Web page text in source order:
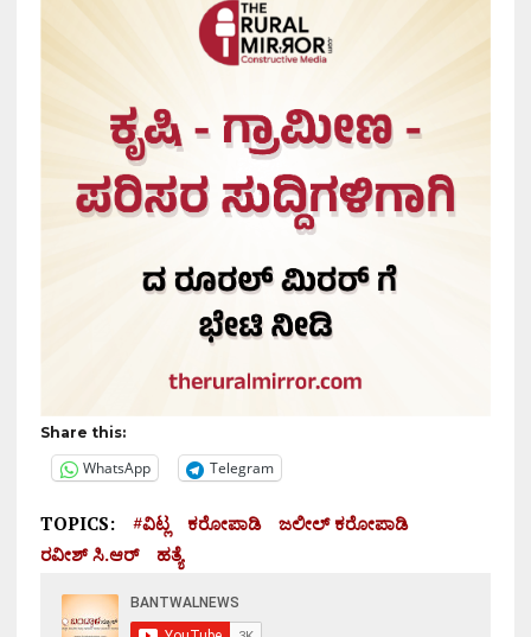
Share this:
WhatsApp Telegram
TOPICS: #ವಿಟ್ಲ ಕರೋಪಾಡಿ
ಜಲೀಲ್ ಕರೋಪಾಡಿ
ರವೀಶ್ ಸಿ.ಆರ್
ಹತ್ಯೆ